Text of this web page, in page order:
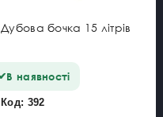
Дубова бочка 15 літрів
В наявності
Код: 392